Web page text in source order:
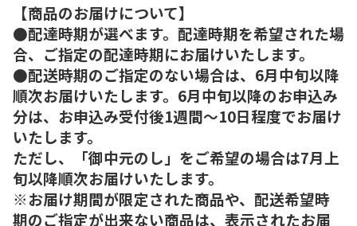
【商品のお届けについて】
●配達時期が選べます。配達時期を希望された場
合、ご指定の配達時期にお届けいたします。
●配送時期のご指定のない場合は、6月中旬以降
順次お届けいたします。6月中旬以降のお申込み
分は、お申込み受付後1週間～10日程度でお届け
いたします。
ただし、「御中元のし」をご希望の場合は7月上
旬以降順次お届けいたします。
※お届け期間が限定された商品や、配送希望時
期のご指定が出来ない商品は、表示されたお届